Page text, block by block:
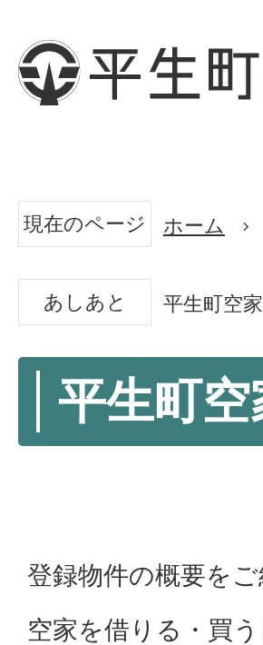
現在のページ ホーム
あしあと 平生町空
平生町
登録物件の概要を
空家を借りる・買